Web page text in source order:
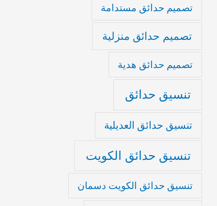
تصميم حدائق مستدامة
تصميم حدائق منزلية
تصميم حدائق هدية
تنسيق حدائق
تنسيق حدائق العديلية
تنسيق حدائق الكويت
تنسيق حدائق الكويت دسمان